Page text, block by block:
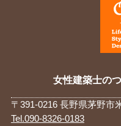
女性建築士の
〒391-0216 長野県茅野市
Tel.090-8326-0183